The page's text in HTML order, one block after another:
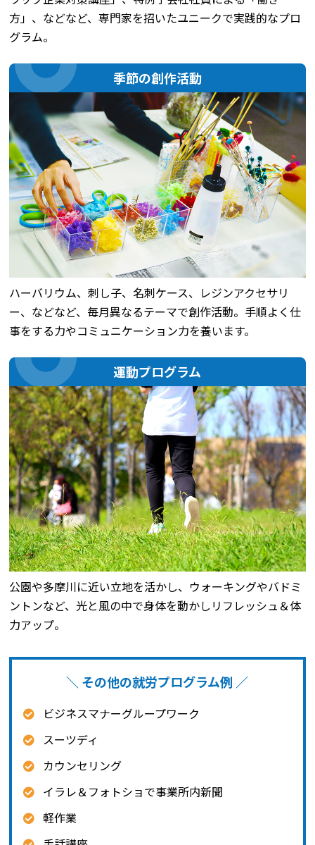
方」、などなど、専門家を招いたユニークで実践的なプロ
グラム。
季節の創作活動
ハーバリウム、刺し子、名刺ケース、レジンアクセサリ
ー、などなど、毎月異なるテーマで創作活動。手順よく仕
事をする力やコミュニケーション力を養います。
運動プログラム
公園や多摩川に近い立地を活かし、ウォーキングやバドミ
ントンなど、光と風の中で身体を動かしリフレッシュ＆体
力アップ。
＼ その他の就労プログラム例 ／
ビジネスマナーグループワーク
スーツディ
カウンセリング
イラレ＆フォトショで事業所内新聞
軽作業